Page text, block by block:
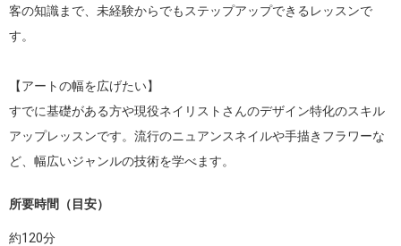
客の知識まで、未経験からでもステップアップできるレッスンで
す。
【アートの幅を広げたい】
すでに基礎がある方や現役ネイリストさんのデザイン特化のスキル
アップレッスンです。流行のニュアンスネイルや手描きフラワーな
ど、幅広いジャンルの技術を学べます。
所要時間（目安）
約120分